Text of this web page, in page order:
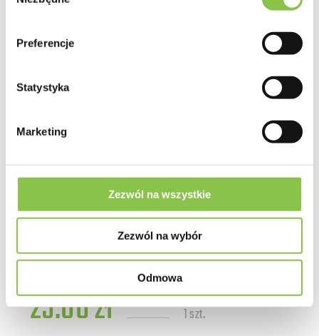
Preferencje
Statystyka
Marketing
Zezwól na wszystkie
Zezwól na wybór
Odmowa
Sprawdź
Auto Amnesia Lemon
Holenderski Skun
25.00 zł 1 szt.